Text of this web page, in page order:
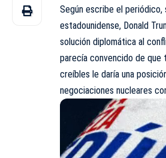
Según escribe el
estadounidense, Donald
solución diplomática al
parecía convencido de que
creíbles le daría una
negociaciones nucleares